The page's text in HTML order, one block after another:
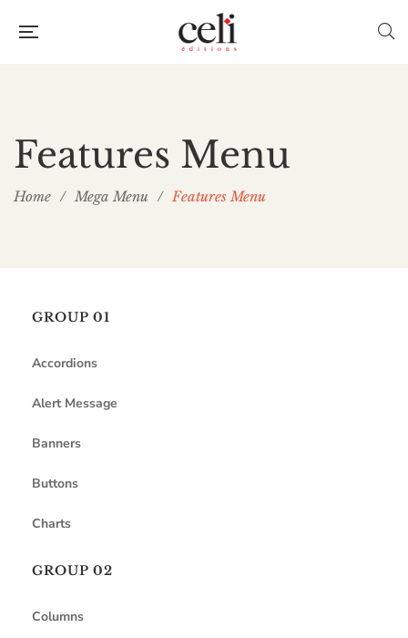
Features Menu
Home / Mega Menu / Features Menu
GROUP 01
Accordions
Alert Message
Banners
Buttons
Charts
GROUP 02
Columns